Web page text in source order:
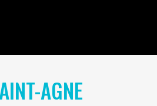
AGNE